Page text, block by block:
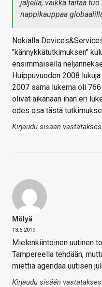
jäljellä, vaikka taitaa
nappikauppaa
Nokialla
"kännykkätutkimuksen"
ensimmäisellä
Huippuvuoden 2008
2007 sama lukema oli
olivat aikanaan ihan eri
edes osa tästä
Kirjaudu sisään
Mölyä
13.6.2019
Mielenkiintoinen uutinen
Tampereella tehdään,
miettiä agendaa uutisen
Kirjaudu sisään